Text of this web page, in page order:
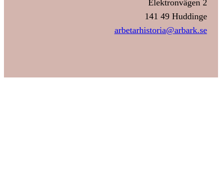
Elektronvägen 2
141 49 Huddinge
arbetarhistoria@arbark.se